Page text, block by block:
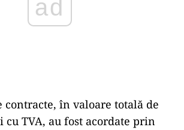
contracte, în valoare totală de
cu TVA, au fost acordate prin